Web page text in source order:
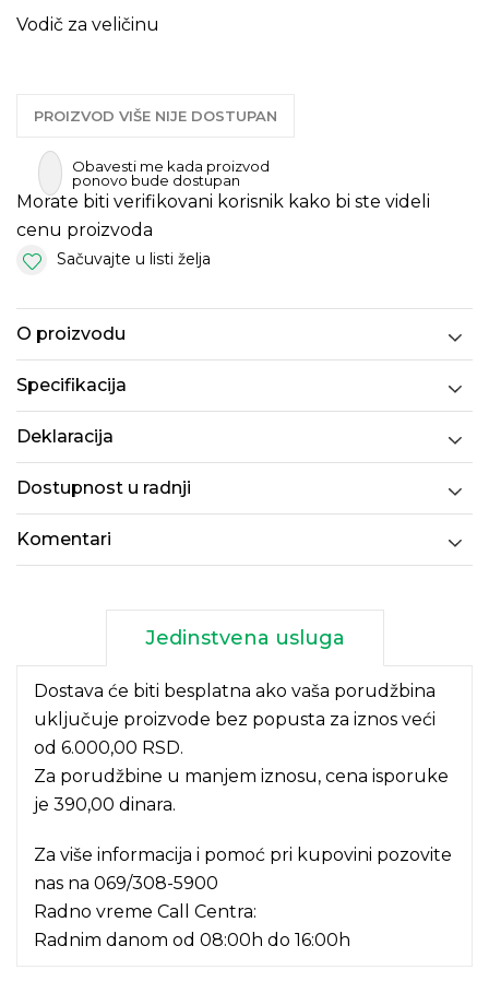
Vodič za veličinu
PROIZVOD VIŠE NIJE DOSTUPAN
Obavesti me kada proizvod
ponovo bude dostupan
Morate biti verifikovani korisnik kako bi ste videli
cenu proizvoda
Sačuvajte u listi želja
O proizvodu
Specifikacija
Deklaracija
Dostupnost u radnji
Komentari
Jedinstvena usluga
Dostava će biti besplatna ako vaša porudžbina
uključuje proizvode bez popusta za iznos veći
od 6.000,00 RSD.
Za porudžbine u manjem iznosu, cena isporuke
je 390,00 dinara.
Za više informacija i pomoć pri kupovini pozovite
nas na 069/308-5900
Radno vreme Call Centra:
Radnim danom od 08:00h do 16:00h